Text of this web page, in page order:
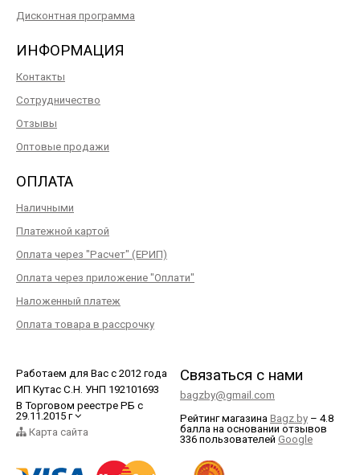
Дисконтная программа
ИНФОРМАЦИЯ
Контакты
Сотрудничество
Отзывы
Оптовые продажи
ОПЛАТА
Наличными
Платежной картой
Оплата через "Расчет" (ЕРИП)
Оплата через приложение "Оплати"
Наложенный платеж
Оплата товара в рассрочку
Работаем для Вас с 2012 года
ИП Кутас С.Н. УНП 192101693
В Торговом реестре РБ с
29.11.2015 г
Карта сайта
Связаться с нами
bagzby@gmail.com
Рейтинг магазина Bagz.by – 4.8
балла на основании отзывов
336 пользователей Google